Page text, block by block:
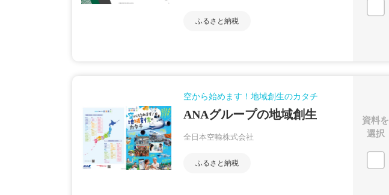
ふるさと納税
空から始めます！地域創生のカタチ
ANAグループの地域創生
全日本空輸株式会社
ふるさと納税
資料を
選択